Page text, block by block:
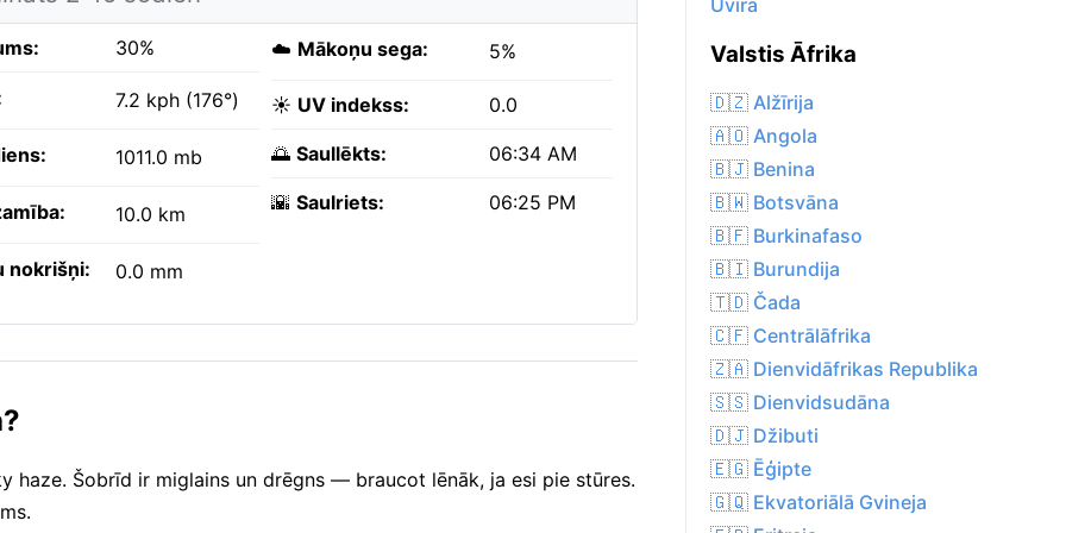
30%
7.2 kph (176°)
1011.0 mb
10.0 km
nokrišņi: 0.0 mm
☁️ Mākoņu sega: 5%
☀️ UV indekss: 0.0
🌅 Saullēkts: 06:34 AM
🌇 Saulriets: 06:25 PM
haze. Šobrīd ir miglains un drēgns — braucot lēnāk, ja esi pie stūres.
Uvira
Valstis Āfrika
🇩🇿 Alžīrija
🇦🇴 Angola
🇧🇯 Benina
🇧🇼 Botsvāna
🇧🇫 Burkinafaso
🇧🇮 Burundija
🇹🇩 Čada
🇨🇫 Centrālāfrika
🇿🇦 Dienvidāfrikas Republika
🇸🇸 Dienvidsudāna
🇩🇯 Džibuti
🇪🇬 Ēģipte
🇬🇶 Ekvatoriālā Gvineja